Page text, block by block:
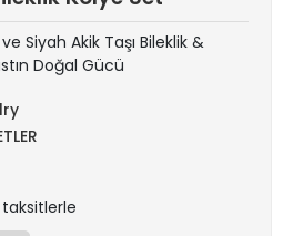
Siyah Akik Taşı Bileklik &
Doğal Gücü
taksitlerle